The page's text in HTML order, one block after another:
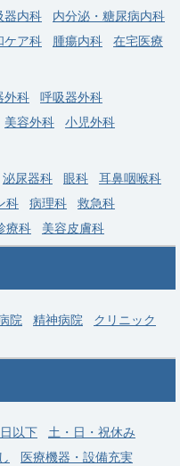
ンター
2,000万円
器内科
内分泌・糖尿病内科
ケア科 腫瘍内科 在宅医療
外科
呼吸器外科
美容外科 小児外科
泌尿器科 眼科
耳鼻咽喉科
科 病理科
救急科
療科 美容皮膚科
院 精神病院
クリニック
以下
土・日・祝休み
医療機器・設備充実